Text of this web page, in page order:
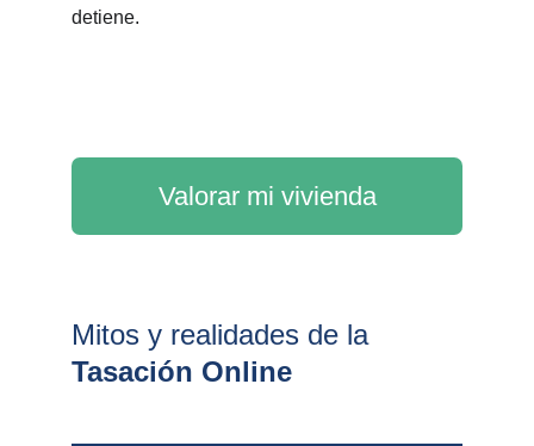
detiene.
Valorar mi vivienda
Mitos y realidades de la
Tasación Online